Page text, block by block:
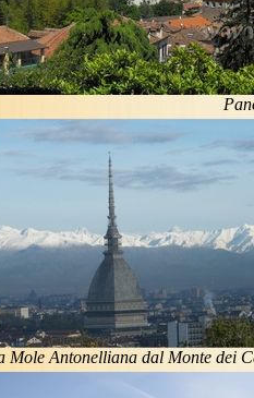
Mole Antonelliana dal Monte dei